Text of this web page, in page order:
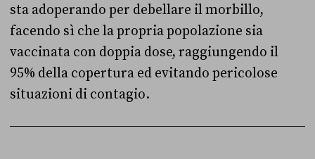
sta adoperando per debellare il morbillo,
facendo sì che la propria popolazione sia
vaccinata con doppia dose, raggiungendo il
95% della copertura ed evitando pericolose
situazioni di contagio.